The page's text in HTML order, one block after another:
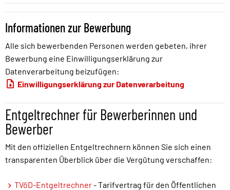
Informationen zur Bewerbung
Alle sich bewerbenden Personen werden gebeten, ihrer
Bewerbung eine Einwilligungserklärung zur
Datenverarbeitung beizufügen:
Einwilligungserklärung zur Datenverarbeitung
Entgeltrechner für Bewerberinnen und
Bewerber
Mit den offiziellen Entgeltrechnern können Sie sich einen
transparenten Überblick über die Vergütung verschaffen:
TVöD-Entgeltrechner- Tarifvertrag für den Öffentlichen